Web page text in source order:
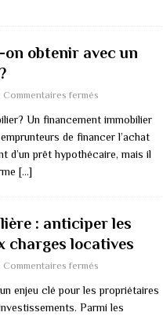
on obtenir avec un
Commentaires fermés
Un financement immobilier
de financer l’achat
d’un prêt hypothécaire, mais il
[…]
: anticiper les
charges locatives
Commentaires fermés
enjeu clé pour les propriétaires
Parmi les